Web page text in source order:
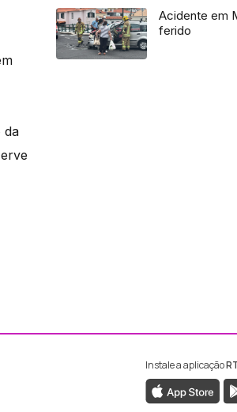
da
Acidente em
ferido
Facebook da RTP
ao Instagram da RTP
Instale a aplicação